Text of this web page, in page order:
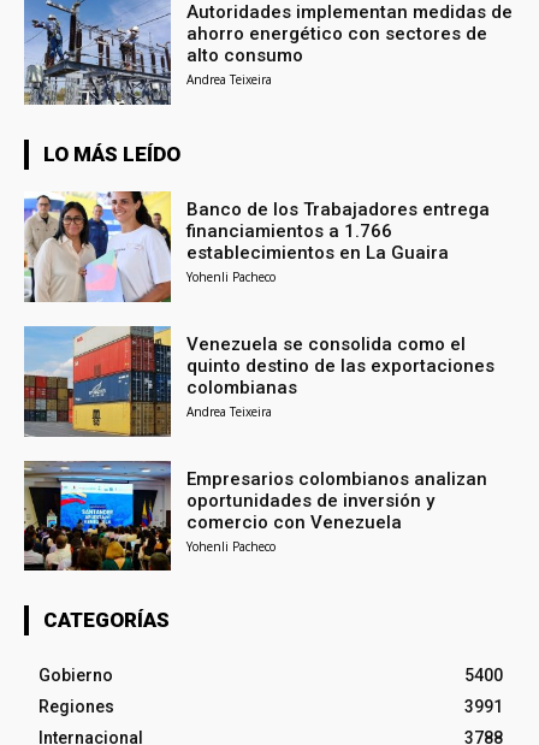
Autoridades implementan medidas de
ahorro energético con sectores de
alto consumo
Andrea Teixeira
LO MÁS LEÍDO
Banco de los Trabajadores entrega
financiamientos a 1.766
establecimientos en La Guaira
Yohenli Pacheco
Venezuela se consolida como el
quinto destino de las exportaciones
colombianas
Andrea Teixeira
Empresarios colombianos analizan
oportunidades de inversión y
comercio con Venezuela
Yohenli Pacheco
CATEGORÍAS
Gobierno
5400
Regiones
3991
Internacional
3788